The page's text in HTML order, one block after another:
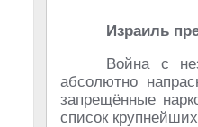
Израиль
Война с
абсолютно
запрещённые
список крупнейших